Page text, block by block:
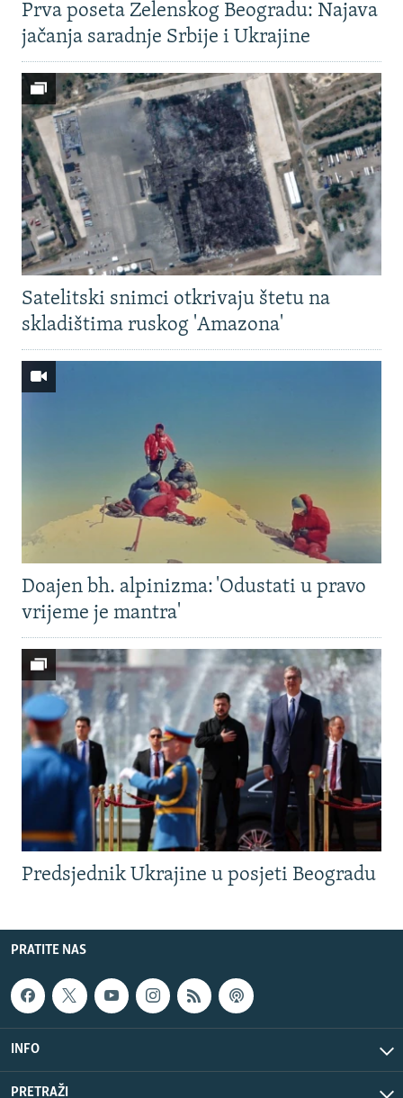
Prva poseta Zelenskog Beogradu: Najava
jačanja saradnje Srbije i Ukrajine
Satelitski snimci otkrivaju štetu na
skladištima ruskog 'Amazona'
Doajen bh. alpinizma: 'Odustati u pravo
vrijeme je mantra'
Predsjednik Ukrajine u posjeti Beogradu
PRATITE NAS
INFO
PRETRAŽI